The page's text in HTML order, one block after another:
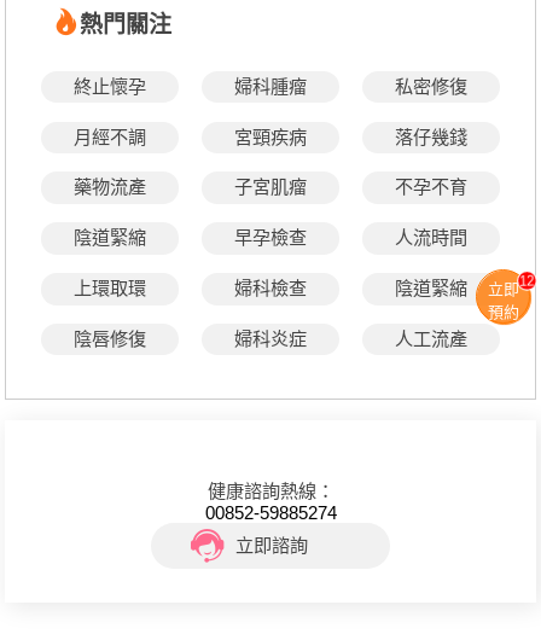
熱門關注
終止懷孕 婦科腫瘤 私密修復
月經不調 宮頸疾病 落仔幾錢
藥物流產 子宮肌瘤 不孕不育
陰道緊縮 早孕檢查 人流時間
上環取環 婦科檢查 陰道緊縮
陰唇修復 婦科炎症 人工流產
健康諮詢熱線：
00852-59885274
立即諮詢
立即
預約
12